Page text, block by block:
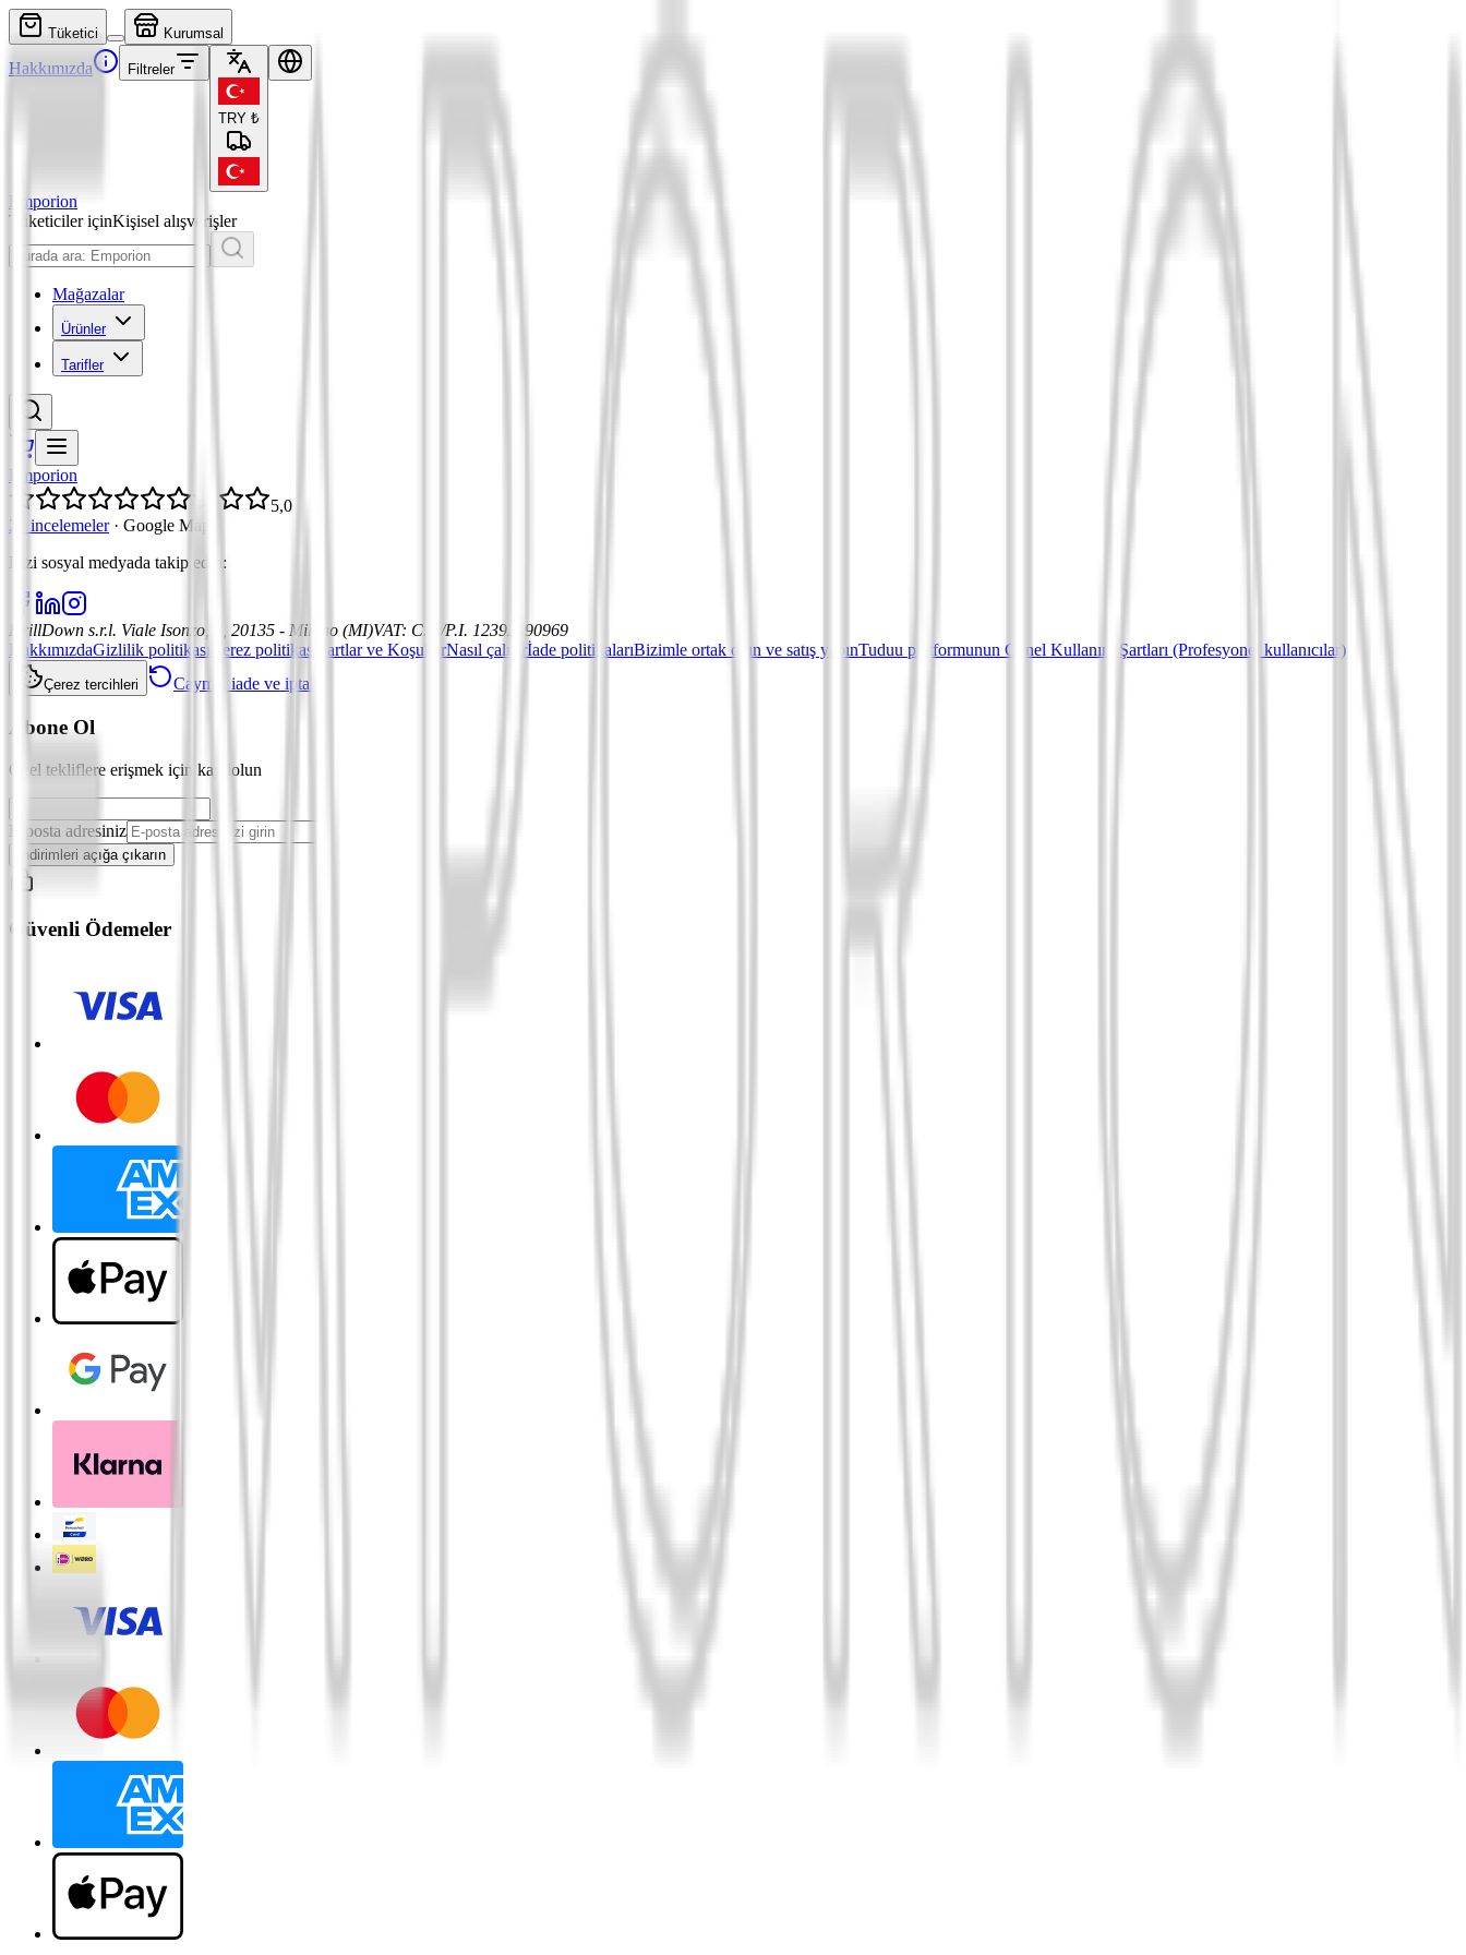
Tüketici Kurumsal
Hakkımızda Filtreler
TRY ₺
Emporion
Tüketiciler içinKişisel alışverişler
Mağazalar
Ürünler
Tarifler
Emporion
5,0
21 incelemeler · Google Maps
Bizi sosyal medyada takip edin :
DrillDown s.r.l. Viale Isonzo, 8, 20135 - Milano (MI)VAT: C.F./P.I. 12392590969
HakkımızdaGizlilik politikası Çerez politikası Şartlar ve KoşullarNasıl çalışırİade politikalarıBizimle ortak olun ve satış yapınTuduu platformunun Genel Kullanım Şartları (Profesyonel kullanıcılar)
Çerez tercihleri Cayma, iade ve iptal
Abone Ol
Özel tekliflere erişmek için kaydolun
E-posta adresiniz
İndirimleri açığa çıkarın
Güvenli Ödemeler